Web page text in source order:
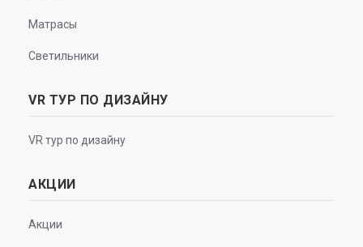
Матрасы
Светильники
VR ТУР ПО ДИЗАЙНУ
VR тур по дизайну
АКЦИИ
Акции